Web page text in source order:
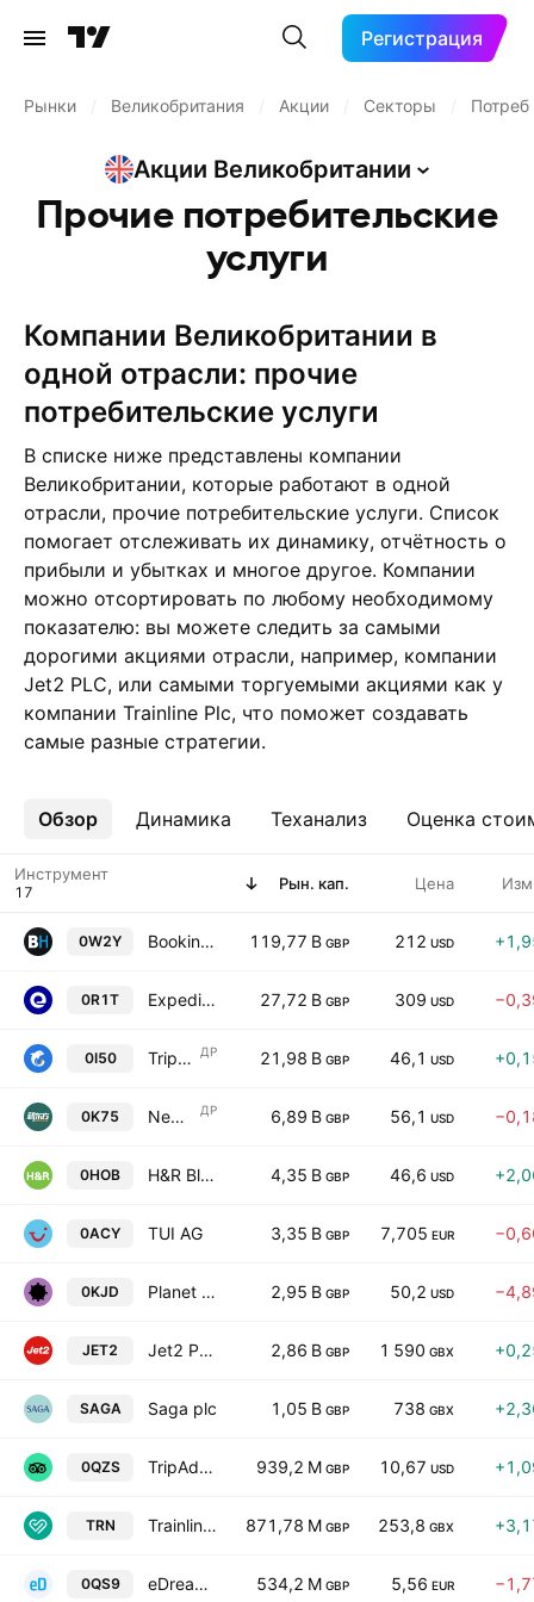
Регистрация
Рынки Великобритания Акции Секторы
Акции Великобритании
Прочие потребительские
услуги
компании Великобритании в
одной отрасли: прочие
потребительские услуги
В списке ниже представлены компании
Великобритании, которые работают в одной
отрасли, прочие потребительские услуги. Список
помогает отслеживать их динамику, отчётность о
прибыли и убытках и многое другое. Компании
можно отсортировать по любому необходимому
показателю: вы можете следить за самыми
дорогими акциями отрасли, например, компании
Jet2 PLC, или самыми торгуемыми акциями как у
компании Trainline Plc, что поможет создавать
самые разные стратегии.
Обзор Динамика Теханализ Оценка
Ещё
Инструмент Рын. кап. Цена
0W2Y Booking Holdings Inc. 119,77 B GBP 212 USD
0R1T Expedia Group, Inc. 27,72 B GBP 309 USD
0I50 Trip.com Group Ltd. Sponsored ADR ДР 21,98 B GBP 46,1 USD
0K75 New Oriental Education & Technology Group, Inc. Sponsored ADR ДР 6,89 B GBP 56,1 USD
0HOB H&R Block, Inc. 4,35 B GBP 46,6 USD
0ACY TUI AG 3,35 B GBP 7,705 EUR
0KJD Planet Fitness, Inc. Class A 2,95 B GBP 50,2 USD
JET2 Jet2 PLC 2,86 B GBP 1 590 GBX
SAGA Saga plc 1,05 B GBP 738 GBX
0QZS TripAdvisor, Inc. 939,2 M GBP 10,67 USD
TRN Trainline Plc 871,78 M GBP 253,8 GBX
0QS9 eDreams ODIGEO 534,2 M GBP 5,56 EUR